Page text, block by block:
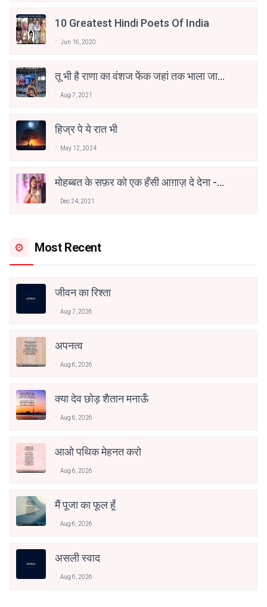
10 Greatest Hindi Poets Of India
Jun 16, 2020
तू भी है राणा का वंशज फेंक जहां तक भाला जाए:
Aug 7, 2021
हिज्र पे ये रात भी
May 12, 2024
मोहब्बत के सफ़र को एक हँसी आग़ाज़ दे देना -
Dec 24, 2021
Most Recent
जीवन का रिश्ता
Aug 7, 2026
अपनत्व
Aug 6, 2026
क्या देव छोड़ शैतान मनाऊँ
Aug 6, 2026
आओ पथिक मेहनत करो
Aug 6, 2026
मैं पूजा का फूल हूँ
Aug 6, 2026
असली स्वाद
Aug 6, 2026